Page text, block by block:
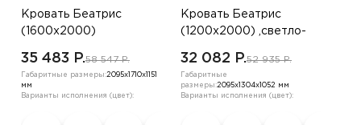
Кровать Беатрис
(1600х2000)
35 483 P.58 547 P.
Габаритные размеры:2095х1710х1151
мм
Варианты исполнения (цвет):
Кровать Беатрис
(1200х2000) ,светло-
32 082 P.52 935 P.
Габаритные
размеры:2095х1304х1052 мм
Варианты исполнения (цвет):